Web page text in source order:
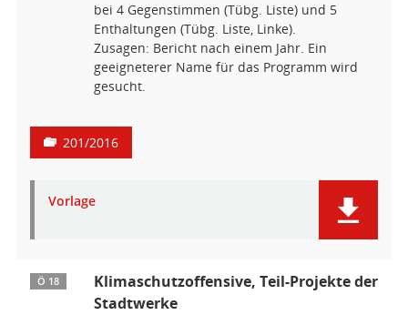
bei 4 Gegenstimmen (Tübg. Liste) und 5
Enthaltungen (Tübg. Liste, Linke).
Zusagen: Bericht nach einem Jahr. Ein
geeigneterer Name für das Programm wird
gesucht.
201/2016
Vorlage
Ö 18
Klimaschutzoffensive, Teil-Projekte der
Stadtwerke